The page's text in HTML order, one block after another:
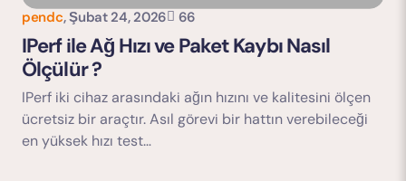
Yorumu Gönder
pendc, Şubat 24, 2026 66
IPerf ile Ağ Hızı ve Paket Kaybı Nasıl
Ölçülür ?
IPerf iki cihaz arasındaki ağın hızını ve kalitesini ölçen
ücretsiz bir araçtır. Asıl görevi bir hattın verebileceği
en yüksek hızı test…